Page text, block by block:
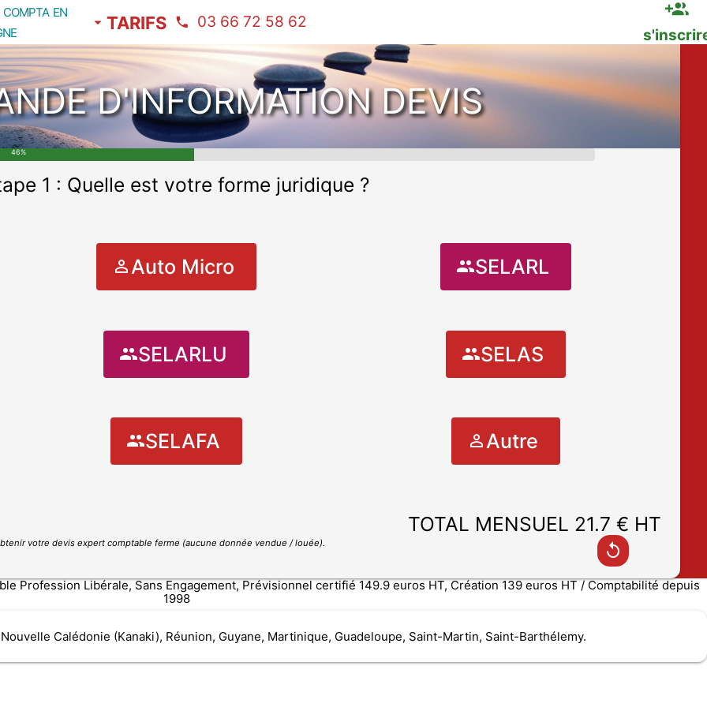
compta en
TARIFS 03 66 72 58 62
Adhésion
D'INFORMATION DEVIS
46%
1 : Quelle est votre forme juridique ?
Auto Micro SELARL
SELARLU SELAS
SELAFA Autre
TOTAL MENSUEL 21.7 € HT
votre devis expert comptable ferme (aucune donnée vendue / louée).
Profession Libérale, Sans Engagement, Prévisionnel certifié 149.9 euros HT, Création 139 euros HT / Comptabilité depuis
1998
Calédonie (Kanaki), Réunion, Guyane, Martinique, Guadeloupe, Saint-Martin, Saint-Barthélemy.